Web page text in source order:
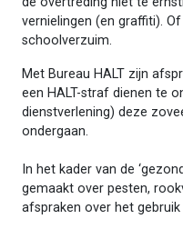
vernielingen (en graffiti).
schoolverzuim.
Met Bureau HALT zijn
een HALT-straf dienen te
dienstverlening) deze
ondergaan.
In het kader van de
gemaakt over pesten,
afspraken over het